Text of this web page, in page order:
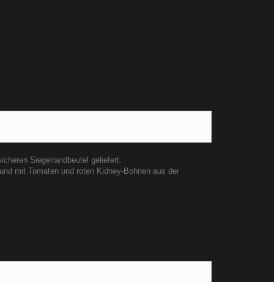
Siegelrandbeutel geliefert.
mit Tomaten und roten Kidney-Bohnen aus der